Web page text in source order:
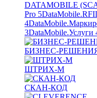
DATAMOBILE
Pro 5
4
3DataMobile.Услуги
БИЗНЕС-
ШТРИХ-М
СКАН-КОД